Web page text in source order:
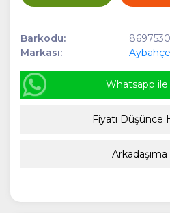
Barkodu:
Markası:
Aybahçe
Whatsapp ile
Fiyatı Düşünce